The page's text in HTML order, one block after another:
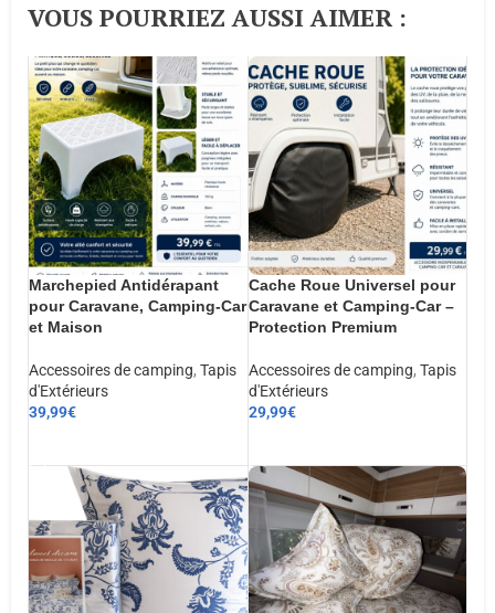
VOUS POURRIEZ AUSSI AIMER :​
Marchepied Antidérapant
pour Caravane, Camping-Car
et Maison
Accessoires de camping, Tapis
d'Extérieurs
39,99€
Cache Roue Universel pour
Caravane et Camping-Car –
Protection Premium
Accessoires de camping, Tapis
d'Extérieurs
29,99€